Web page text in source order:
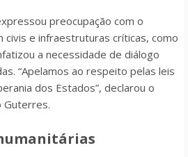
preocupação com o
civis e infraestruturas críticas, como
a necessidade de diálogo
“Apelamos ao respeito pelas leis
dos Estados”, declarou o
Guterres.